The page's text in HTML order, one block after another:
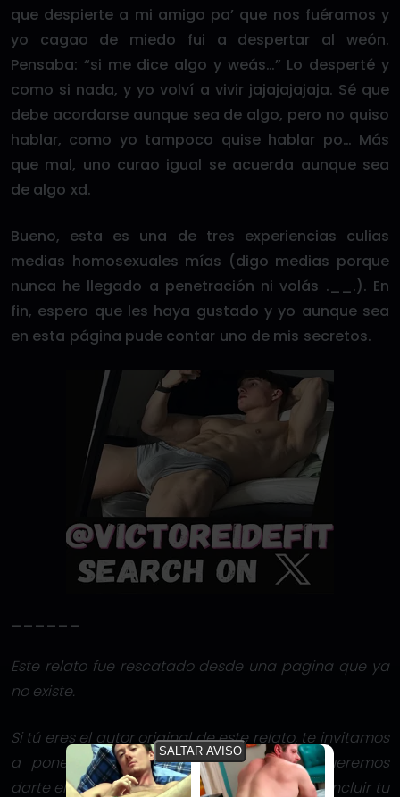
que despierte a mi amigo pa’ que nos fuéramos y
yo cagao de miedo fui a despertar al weón.
Pensaba: “si me dice algo y weás…” Lo desperté y
como si nada, y yo volví a vivir jajajajajaja. Sé que
debe acordarse aunque sea de algo, pero no quiso
hablar, como yo tampoco quise hablar po… Más
que mal, uno curao igual se acuerda aunque sea
de algo xd.
Bueno, esta es una de tres experiencias culias
medias homosexuales mías (digo medias porque
nunca he llegado a penetración ni volás .__.). En
fin, espero que les haya gustado y yo aunque sea
en esta página pude contar uno de mis secretos.
______
Este relato fue rescatado desde una pagina que ya
no existe.
Si tú eres el autor original de este relato, te invitamos
a ponerte en contacto con nosotros. Queremos
darte el crédito que mereces y, si lo deseas, incluir tu
SALTAR AVISO